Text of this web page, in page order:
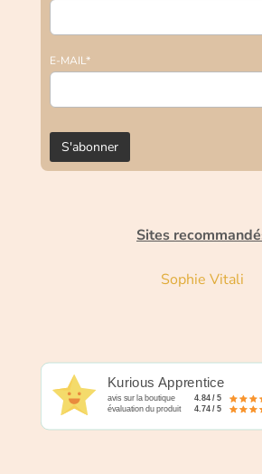
E-MAIL*
Sites
Sophie Vitali
Kurious Apprentice
avis sur la boutique 4.84 / 5
évaluation du produit 4.74 / 5